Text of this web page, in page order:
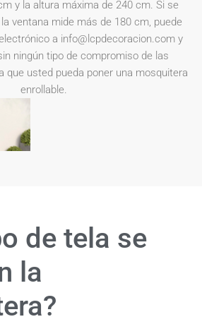
y la altura máxima de 240 cm. Si se
ventana mide más de 180 cm, puede
a info@lcpdecoracion.com y
ningún tipo de compromiso de las
que usted pueda poner una mosquitera
enrollable.
de tela se
la